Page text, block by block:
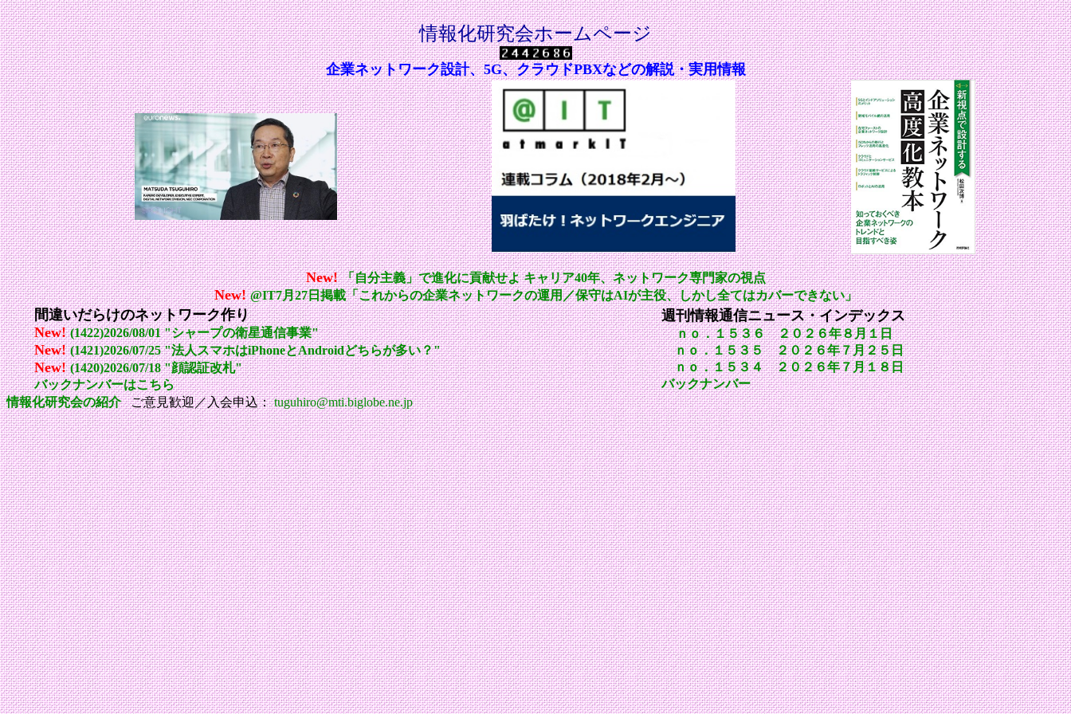
情報化研究会ホームページ
企業ネットワーク設計、5G、クラウドPBXなどの解説・実用情報
New!「自分主義」で進化に貢献せよ キャリア40年、ネットワーク専門家の視点
New!@IT7月27日掲載「これからの企業ネットワークの運用／保守はAIが主役、しかし全てはカバーできない」
間違いだらけのネットワーク作り
New!(1422)2026/08/01 "シャープの衛星通信事業"
New!(1421)2026/07/25 "法人スマホはiPhoneとAndroidどちらが多い？"
New!(1420)2026/07/18 "顔認証改札"
バックナンバーはこちら
週刊情報通信ニュース・インデックス
ｎｏ．１５３６ ２０２６年８月１日
ｎｏ．１５３５ ２０２６年７月２５日
ｎｏ．１５３４ ２０２６年７月１８日
バックナンバー
情報化研究会の紹介ご意見歓迎／入会申込：tuguhiro@mti.biglobe.ne.jp